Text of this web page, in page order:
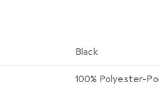
Black
100% Polyester-